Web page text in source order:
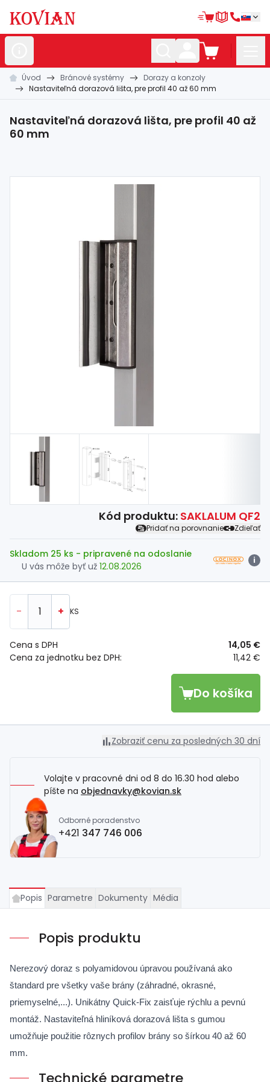
Nerezovépolotovary
Kovanépolotovary
Bránovésystémy
Úvod Bránové systémy
Dorazy a konzoly
Nastaviteľná dorazová lišta, pre profil 40 až 60 mm
Nastaviteľná dorazová lišta, pre profil 40 až
60 mm
Kód produktu: SAKLALUM QF2
Pridať na porovnanie Zdieľať
Skladom 25 ks - pripravené na odoslanie
U vás môže byť už 12.08.2026
i
- + KS
Cena za jednotku bez DPH: 11,42 €
Cena s DPH 14,05 €
Do košíka
Zobraziť cenu za posledných 30 dní
Volajte v pracovné dni od 8 do 16.30 hod alebo
píšte na objednavky@kovian.sk
Odborné poradenstvo
+421 347 746 006
Popis Parametre Dokumenty Média
Popis produktu
Nerezový doraz s polyamidovou úpravou používaná ako
štandard pre všetky vaše brány (záhradné, okrasné,
priemyselné,...). Unikátny Quick-Fix zaisťuje rýchlu a pevnú
montáž. Nastaviteľná hliníková dorazová lišta s gumou
umožňuje použitie rôznych profilov brány so šírkou 40 až 60
mm.